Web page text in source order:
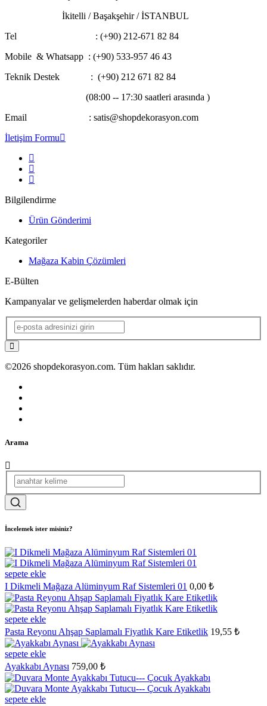
İkitelli / Başakşehir / İSTANBUL
Tel : (+90) 212-671 82 84
Mobile & Whatsapp : (+90) 533-957 46 43
Teknik Destek : (+90) 212 671 82 84
(08:00 -- 17:30 saatleri arasında )
Email : satis@shopdekorasyon.com
İletişim Formu
Bilgilendirme
Ürün Gönderimi
Kategoriler
Mağaza Kabin Çözümleri
E-Bülten
Kampanyalar ve gelişmelerden haberdar olmak için
©2026 shopdekorasyon.com. Tüm hakları saklıdır.
Arama
İncelemek ister misiniz?
sepete ekle
I Dikmeli Mağaza Alüminyum Raf Sistemleri 01 0,00 ₺
sepete ekle
Pasta Reyonu Ahşap Saplamalı Fiyatlık Kare Etiketlik 19,55 ₺
sepete ekle
Ayakkabı Aynası 759,00 ₺
sepete ekle